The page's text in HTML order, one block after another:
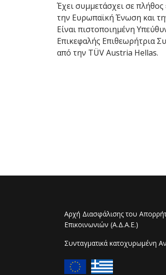
Έχει συμμετάσχει σε
την Ευρωπαϊκή Ένωση και
Είναι πιστοποιημένη
Επικεφαλής Επιθεωρήτρια
από την TÜV Austria Hellas.
Αρχή Διασφάλισης του
Επικοινωνιών (Α.Δ.Α.Ε.)
Συνταγματικά κατοχυρωμένη